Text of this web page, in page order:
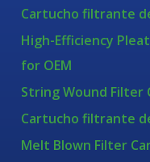
Cartucho filtrante
High-Efficiency
for OEM
String Wound
Cartucho filtrante
Melt Blown Filter